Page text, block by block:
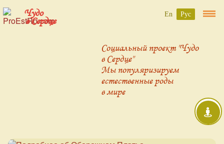
Чудо
в Сердце
Социальный проект "Чудо
в Сердце"
Мы популяризируем
естественные роды
в мире
En Рус